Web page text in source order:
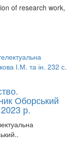
of research work,
Оборський
р.